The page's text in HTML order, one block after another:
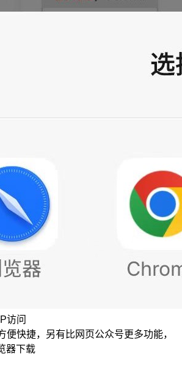
访问
便快捷，另有比网页公众号更多功能，
器下载